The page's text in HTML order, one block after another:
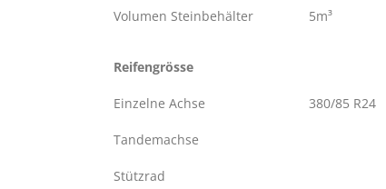
Volumen Steinbehälter 5m³
Reifengrösse
Einzelne Achse 380/85 R24
Tandemachse
Stützrad